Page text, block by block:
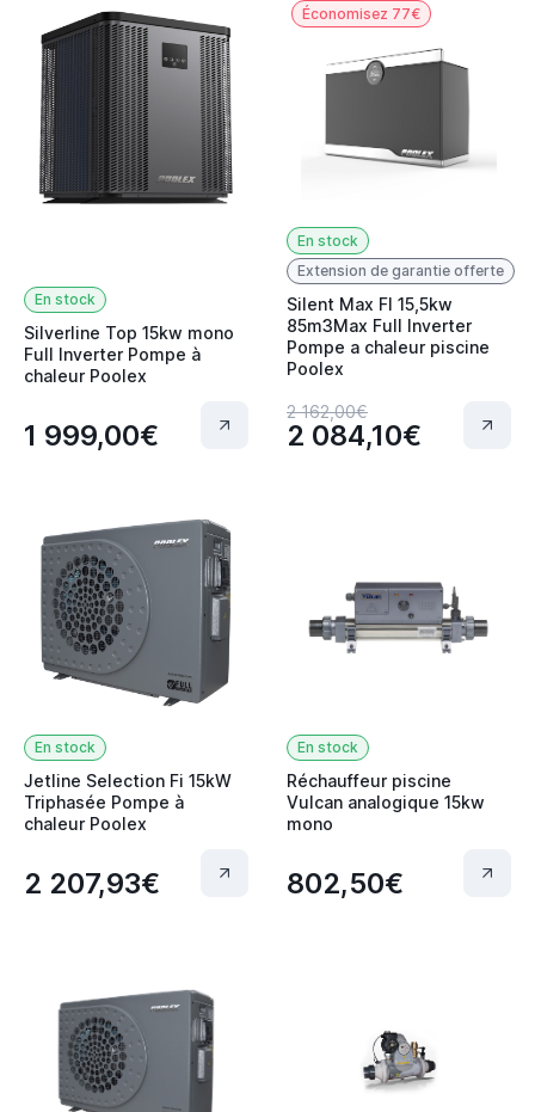
En stock
Silverline Top 15kw mono
Full Inverter Pompe à
chaleur Poolex
1 999,00€
Économisez 77€
En stock
Extension de garantie offerte
Silent Max FI 15,5kw
85m3Max Full Inverter
Pompe a chaleur piscine
Poolex
2 162,00€
2 084,10€
En stock
Jetline Selection Fi 15kW
Triphasée Pompe à
chaleur Poolex
2 207,93€
En stock
Réchauffeur piscine
Vulcan analogique 15kw
mono
802,50€